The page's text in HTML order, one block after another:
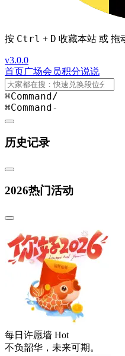
按 Ctrl + D 收藏本站 或 拖
v3.0.0
首页广场会员积分说说
⌘Command/
⌘Command-
历史记录
2026热门活动
每日许愿墙 Hot
不负韶华，未来可期。